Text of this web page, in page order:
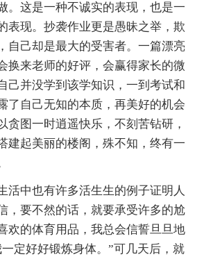
。这是一种不诚实的表现，也是一
表现。抄袭作业更是愚昧之举，欺
自己却是最大的受害者。一篇漂亮
换来老师的好评，会赢得家长的微
己并没学到该学知识，一到考试和
了自己无知的本质，再美好的机会
贪图一时逍遥快乐，不刻苦钻研，
建起美丽的楼阁，殊不知，终有一
活中也有许多活生生的例子证明人
，要不然的话，就要承受许多的尬
欢的体育用品，我总会信誓旦旦地
定好好锻炼身体。”可几天后，就